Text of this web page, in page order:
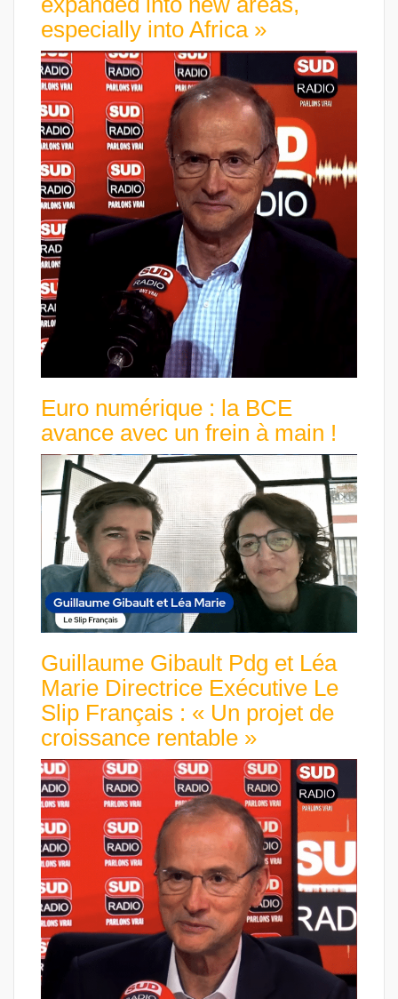
especially into Africa »
Euro numérique : la BCE
avance avec un frein à main !
Guillaume Gibault Pdg et Léa
Marie Directrice Exécutive Le
Slip Français : « Un projet de
croissance rentable »